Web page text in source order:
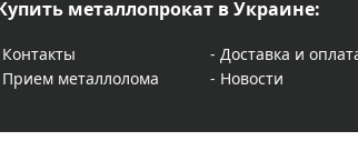
металлопрокат в Украине:
Контакты - Доставка и
Прием металлолома - Новости